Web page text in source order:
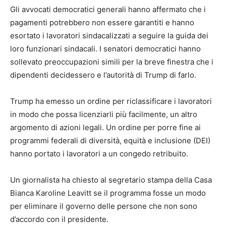
Gli avvocati democratici generali hanno affermato che i
pagamenti potrebbero non essere garantiti e hanno
esortato i lavoratori sindacalizzati a seguire la guida dei
loro funzionari sindacali. I senatori democratici hanno
sollevato preoccupazioni simili per la breve finestra che i
dipendenti decidessero e l’autorità di Trump di farlo.
Trump ha emesso un ordine per riclassificare i lavoratori
in modo che possa licenziarli più facilmente, un altro
argomento di azioni legali. Un ordine per porre fine ai
programmi federali di diversità, equità e inclusione (DEI)
hanno portato i lavoratori a un congedo retribuito.
Un giornalista ha chiesto al segretario stampa della Casa
Bianca Karoline Leavitt se il programma fosse un modo
per eliminare il governo delle persone che non sono
d’accordo con il presidente.